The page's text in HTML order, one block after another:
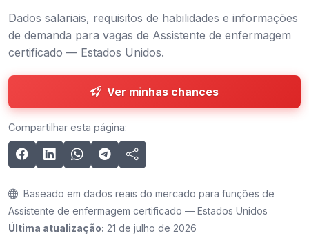
Dados salariais, requisitos de habilidades e informações
de demanda para vagas de Assistente de enfermagem
certificado — Estados Unidos.
Ver minhas chances
Compartilhar esta página:
Baseado em dados reais do mercado para funções de
Assistente de enfermagem certificado — Estados Unidos
Última atualização: 21 de julho de 2026